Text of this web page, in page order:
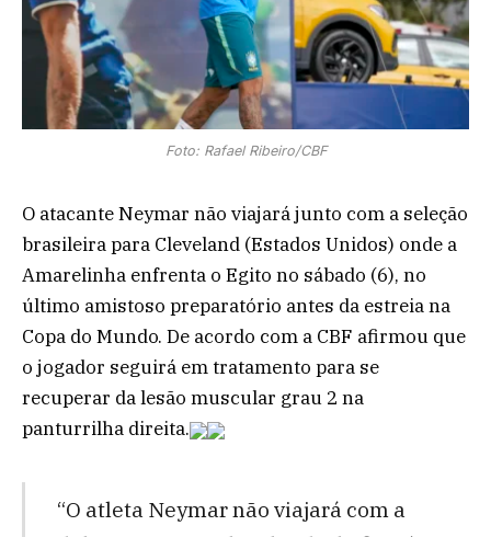
Foto: Rafael Ribeiro/CBF
O atacante Neymar não viajará junto com a seleção
brasileira para Cleveland (Estados Unidos) onde a
Amarelinha enfrenta o Egito no sábado (6), no
último amistoso preparatório antes da estreia na
Copa do Mundo. De acordo com a CBF afirmou que
o jogador seguirá em tratamento para se
recuperar da lesão muscular grau 2 na
panturrilha direita.
“O atleta Neymar não viajará com a